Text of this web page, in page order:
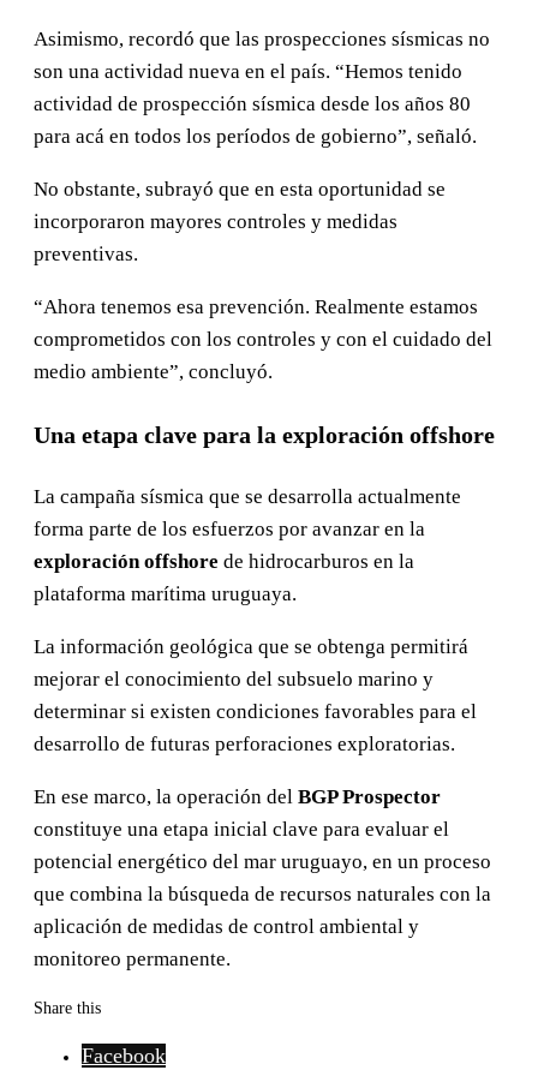
Asimismo, recordó que las prospecciones sísmicas no
son una actividad nueva en el país. “Hemos tenido
actividad de prospección sísmica desde los años 80
para acá en todos los períodos de gobierno”, señaló.
No obstante, subrayó que en esta oportunidad se
incorporaron mayores controles y medidas
preventivas.
“Ahora tenemos esa prevención. Realmente estamos
comprometidos con los controles y con el cuidado del
medio ambiente”, concluyó.
Una etapa clave para la exploración offshore
La campaña sísmica que se desarrolla actualmente
forma parte de los esfuerzos por avanzar en la
exploración offshore de hidrocarburos en la
plataforma marítima uruguaya.
La información geológica que se obtenga permitirá
mejorar el conocimiento del subsuelo marino y
determinar si existen condiciones favorables para el
desarrollo de futuras perforaciones exploratorias.
En ese marco, la operación del BGP Prospector
constituye una etapa inicial clave para evaluar el
potencial energético del mar uruguayo, en un proceso
que combina la búsqueda de recursos naturales con la
aplicación de medidas de control ambiental y
monitoreo permanente.
Share this
Facebook